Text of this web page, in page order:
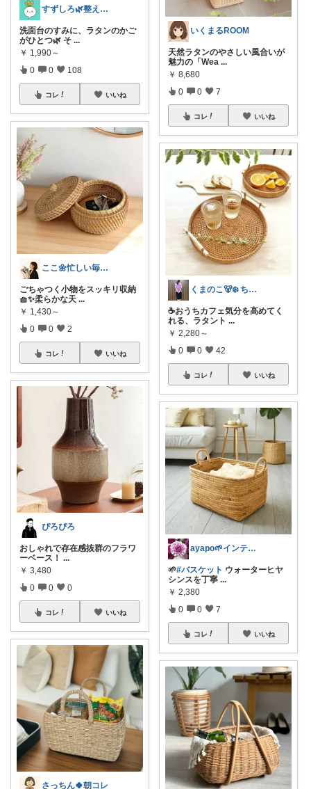
すずしろ🌿整えながら、ゆるく暮らす
洗面台のすみに、ラタンのかご
がひとつ🌿 そ ...
￥ 1,990～
0 0 108
コレ いいね
ここ🌼忙しい毎日を少しでも豊かに🌿
ごちゃつく小物をスッキリ収納
🧺✨柔らかな天 ...
￥ 1,430～
0 0 2
コレ いいね
ぴろぴろ
おしゃれで存在感抜群のフラワ
ーベース！ ...
￥ 3,480
0 0 0
コレ いいね
さっちん🍀朝コレ
いくまるROOM
天然ラタンのやさしい風合いが
魅力の「Wea ...
￥ 8,680
0 0 7
コレ いいね
くまのこ🐻‍❄️ ちいさなきらめき日和
☕おうちカフェ気分を高めてく
れる、ラタント ...
￥ 2,280～
0 0 42
コレ いいね
ayapo🌱インテリア&雑貨
🌱#バスケット ウォーターヒヤ
シンスを丁寧 ...
￥ 2,380
0 0 7
コレ いいね